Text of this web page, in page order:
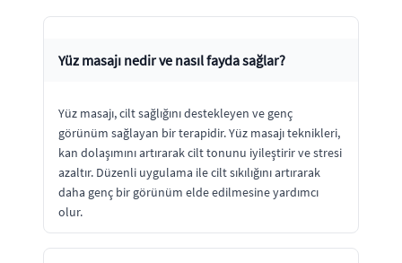
Yüz masajı nedir ve nasıl fayda sağlar?
Yüz masajı, cilt sağlığını destekleyen ve genç
görünüm sağlayan bir terapidir. Yüz masajı teknikleri,
kan dolaşımını artırarak cilt tonunu iyileştirir ve stresi
azaltır. Düzenli uygulama ile cilt sıkılığını artırarak
daha genç bir görünüm elde edilmesine yardımcı
olur.